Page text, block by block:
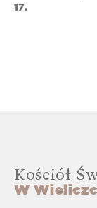
17.
Kościół
W